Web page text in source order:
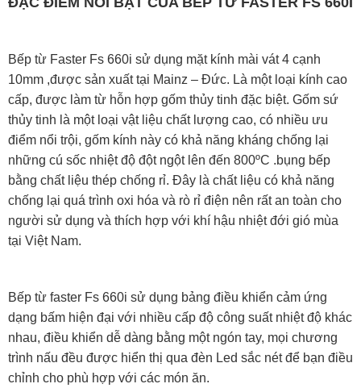
Bếp từ Faster Fs 660i sử dụng mặt kính mài vát 4 cạnh
10mm ,được sản xuất tại Mainz – Đức. Là một loại kính cao
cấp, được làm từ hỗn hợp gốm thủy tinh đặc biệt. Gốm sứ
thủy tinh là một loại vật liệu chất lượng cao, có nhiều ưu
điểm nổi trội, gốm kính này có khả năng kháng chống lại
những cú sốc nhiệt độ đột ngột lên đến 800ºC .bụng bếp
bằng chất liệu thép chống rỉ. Đây là chất liệu có khả năng
chống lại quá trình oxi hóa và rò rỉ điện nên rất an toàn cho
người sử dụng và thích hợp với khí hậu nhiệt đới gió mùa
tại Việt Nam.
Bếp từ faster Fs 660i sử dụng bảng điều khiển cảm ứng
dạng bấm hiện đại với nhiều cấp độ công suất nhiệt độ khác
nhau, điều khiển dễ dàng bằng một ngón tay, mọi chương
trình nấu đều được hiển thị qua đèn Led sắc nét để bạn điều
chỉnh cho phù hợp với các món ăn.